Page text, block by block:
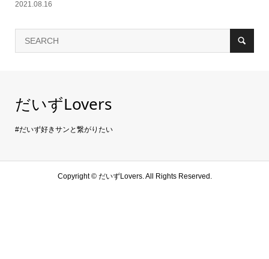
2021.08.16
だいずLovers
#だいず好きサンと繋がりたい
Copyright ©だいずLovers. All Rights Reserved.